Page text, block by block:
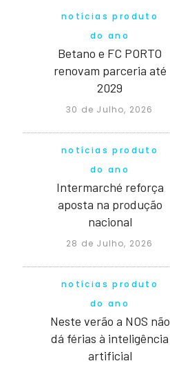
notícias produto
do ano
Betano e FC PORTO
renovam parceria até
2029
30 de Julho, 2026
notícias produto
do ano
Intermarché reforça
aposta na produção
nacional
28 de Julho, 2026
notícias produto
do ano
Neste verão a NOS não
dá férias à inteligência
artificial